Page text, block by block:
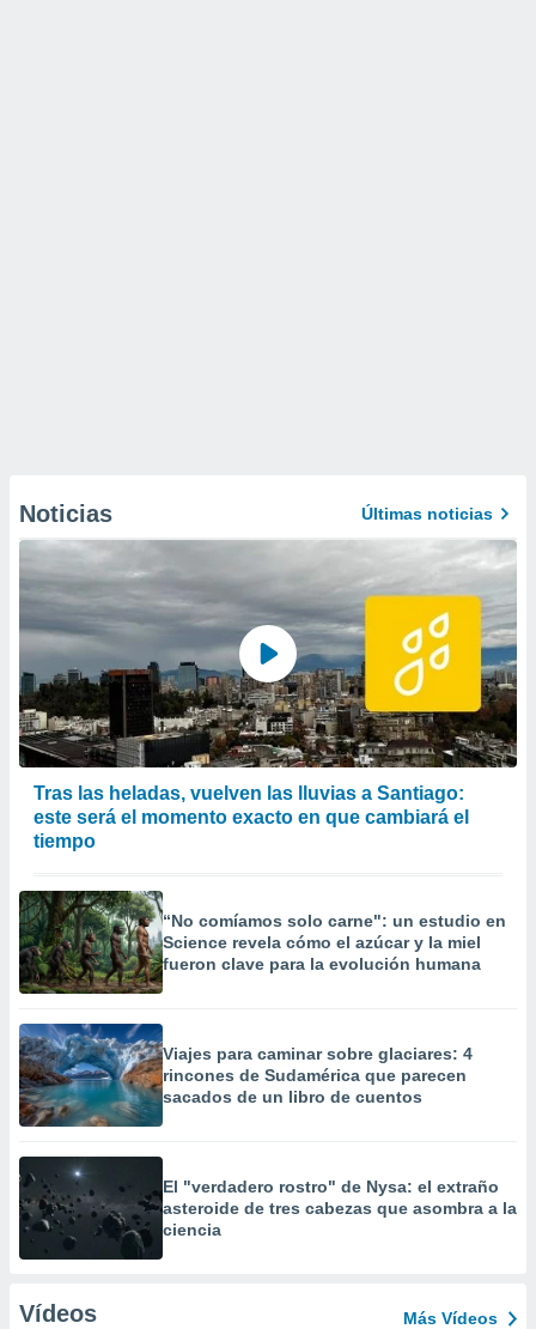
Noticias Últimas noticias
Tras las heladas, vuelven las lluvias a Santiago:
este será el momento exacto en que cambiará el
tiempo
“No comíamos solo carne": un estudio en
Science revela cómo el azúcar y la miel
fueron clave para la evolución humana
Viajes para caminar sobre glaciares: 4
rincones de Sudamérica que parecen
sacados de un libro de cuentos
El "verdadero rostro" de Nysa: el extraño
asteroide de tres cabezas que asombra a la
ciencia
Vídeos Más Vídeos